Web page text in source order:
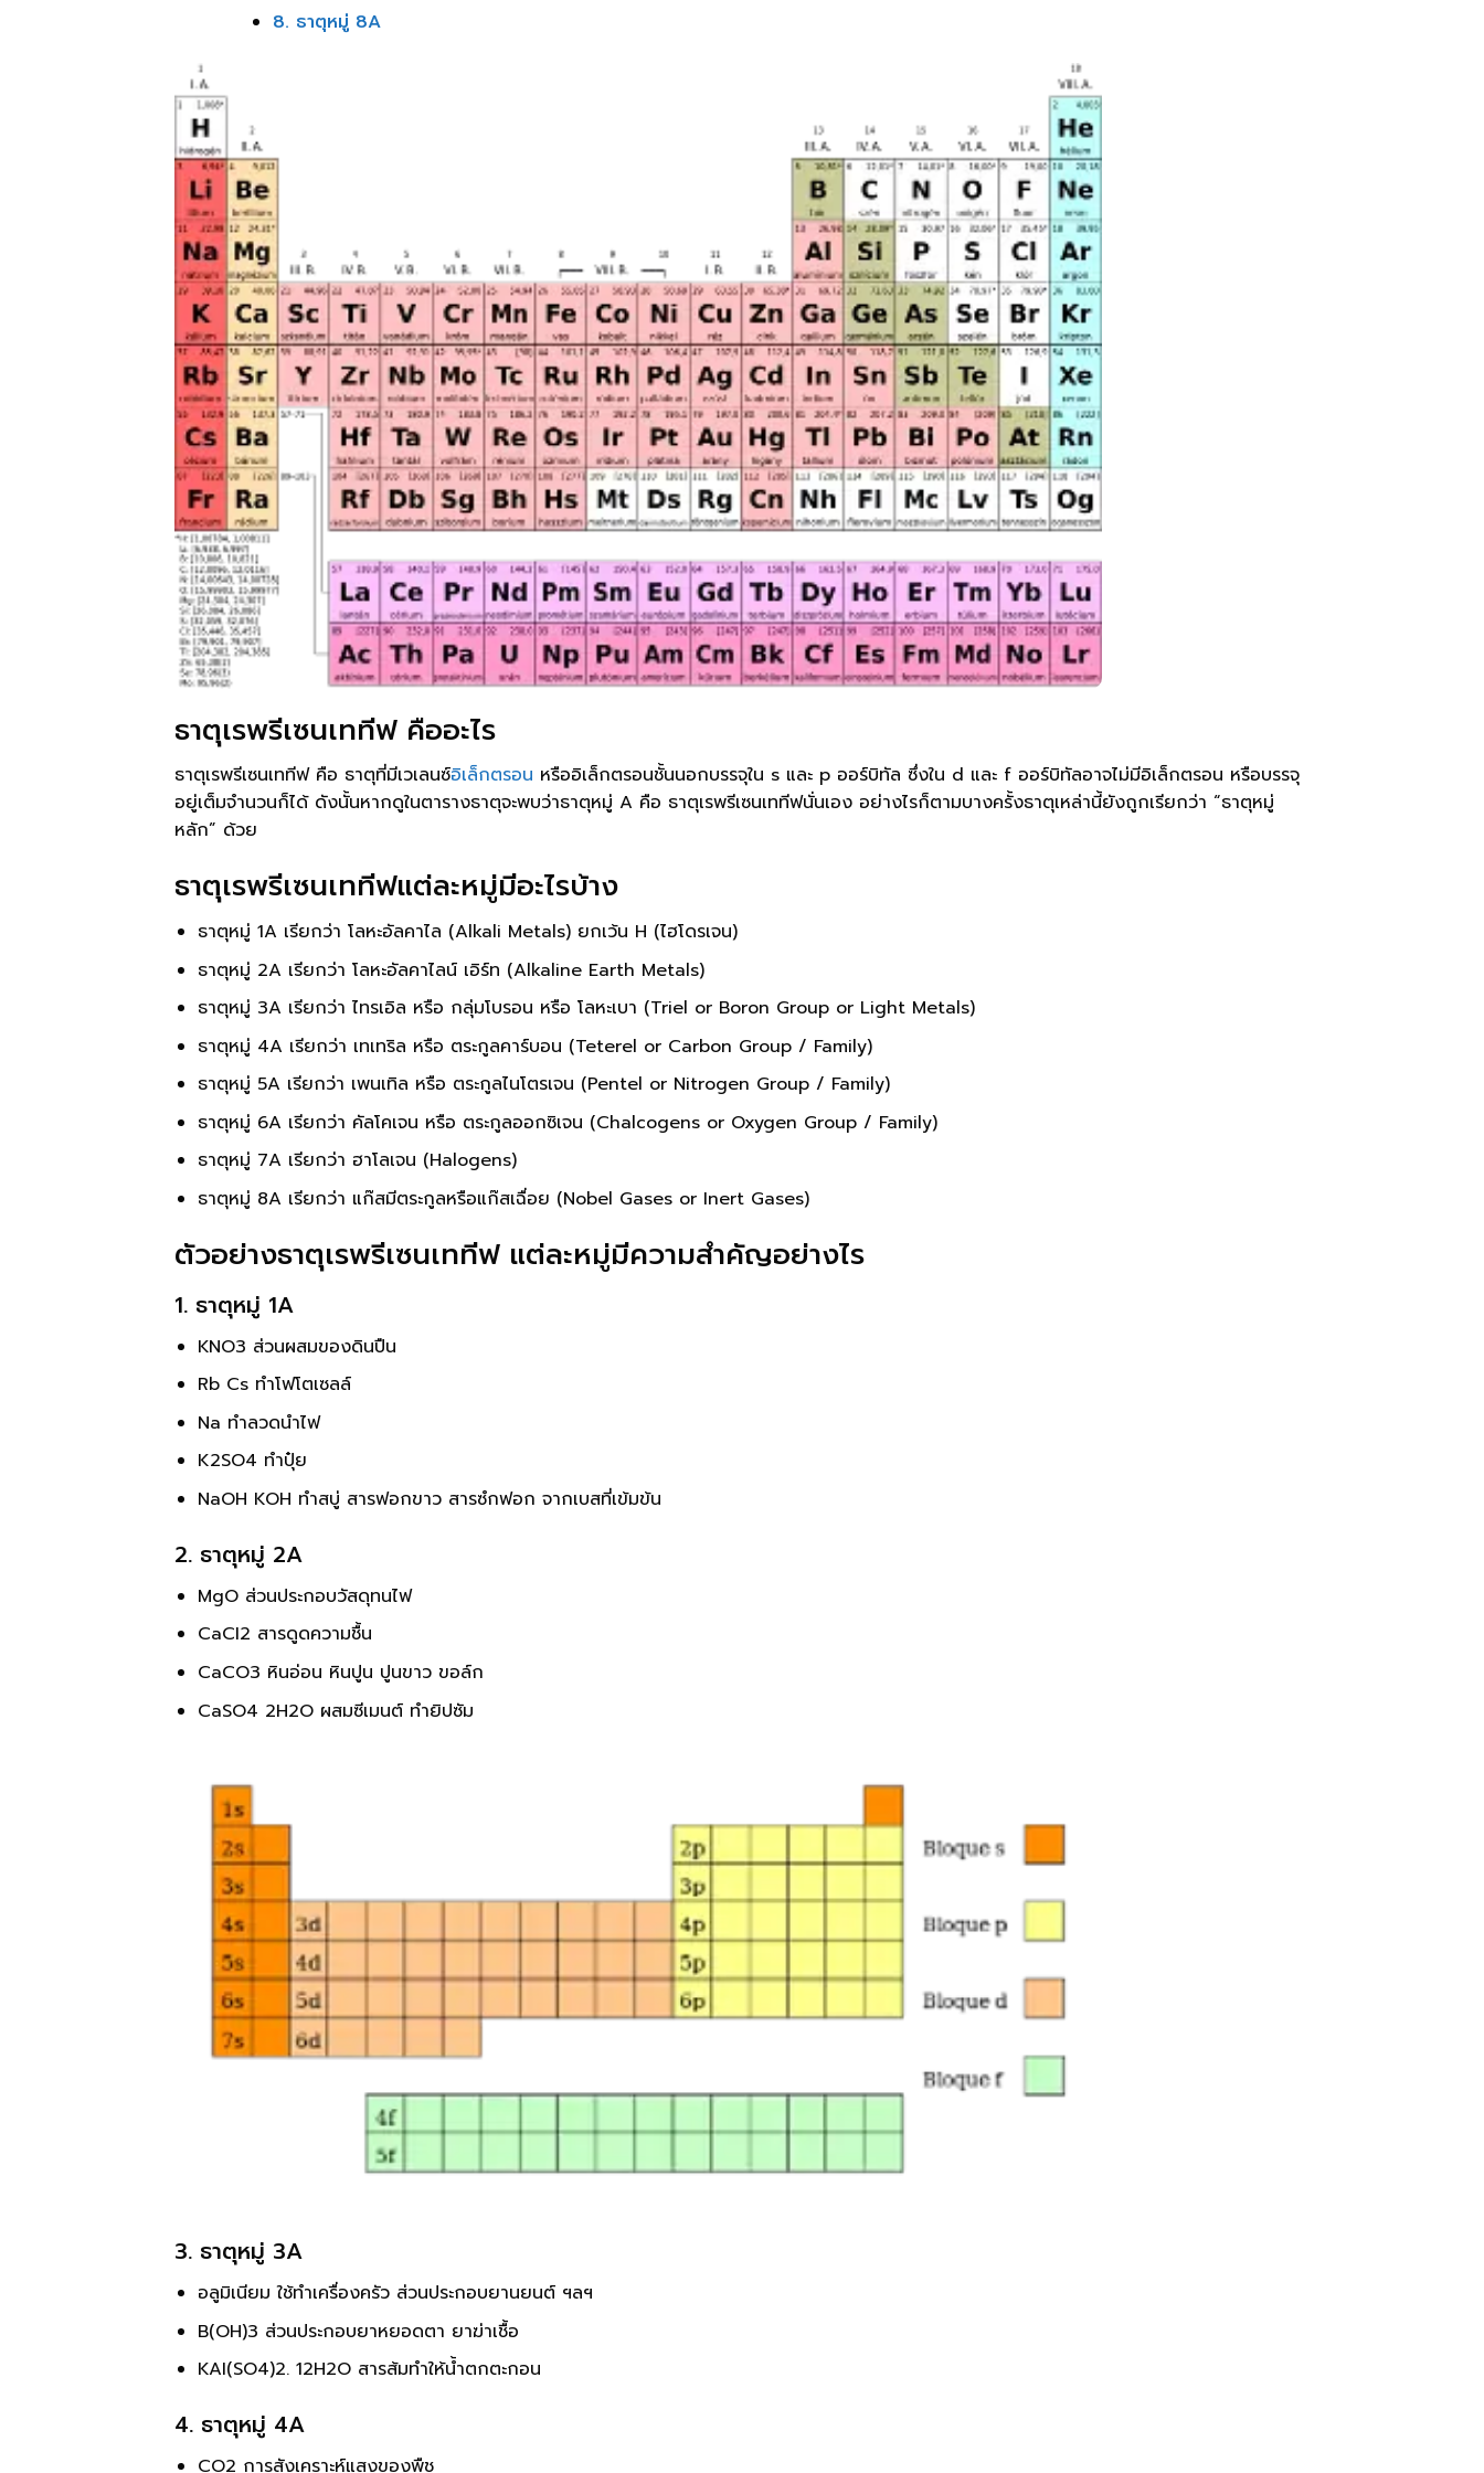
8. ธาตุหมู่ 8A
ธาตุเรพรีเซนเททีฟ คืออะไร
ธาตุเรพรีเซนเททีฟ คือ ธาตุที่มีเวเลนซ์อิเล็กตรอน หรืออิเล็กตรอนชั้นนอกบรรจุใน s และ p ออร์บิทัล ซึ่งใน d และ f ออร์บิทัลอาจไม่มีอิเล็กตรอน หรือบรรจุ
อยู่เต็มจำนวนก็ได้ ดังนั้นหากดูในตารางธาตุจะพบว่าธาตุหมู่ A คือ ธาตุเรพรีเซนเททีฟนั่นเอง อย่างไรก็ตามบางครั้งธาตุเหล่านี้ยังถูกเรียกว่า “ธาตุหมู่
หลัก” ด้วย
ธาตุเรพรีเซนเททีฟแต่ละหมู่มีอะไรบ้าง
ธาตุหมู่ 1A เรียกว่า โลหะอัลคาไล (Alkali Metals) ยกเว้น H (ไฮโดรเจน)
ธาตุหมู่ 2A เรียกว่า โลหะอัลคาไลน์ เอิร์ท (Alkaline Earth Metals)
ธาตุหมู่ 3A เรียกว่า ไทรเอิล หรือ กลุ่มโบรอน หรือ โลหะเบา (Triel or Boron Group or Light Metals)
ธาตุหมู่ 4A เรียกว่า เทเทริล หรือ ตระกูลคาร์บอน (Teterel or Carbon Group / Family)
ธาตุหมู่ 5A เรียกว่า เพนเทิล หรือ ตระกูลไนโตรเจน (Pentel or Nitrogen Group / Family)
ธาตุหมู่ 6A เรียกว่า คัลโคเจน หรือ ตระกูลออกซิเจน (Chalcogens or Oxygen Group / Family)
ธาตุหมู่ 7A เรียกว่า ฮาโลเจน (Halogens)
ธาตุหมู่ 8A เรียกว่า แก๊สมีตระกูลหรือแก๊สเฉื่อย (Nobel Gases or Inert Gases)
ตัวอย่างธาตุเรพรีเซนเททีฟ แต่ละหมู่มีความสำคัญอย่างไร
1. ธาตุหมู่ 1A
KNO3 ส่วนผสมของดินปืน
Rb Cs ทำโฟโตเซลล์
Na ทำลวดนำไฟ
K2SO4 ทำปุ๋ย
NaOH KOH ทำสบู่ สารฟอกขาว สารซํกฟอก จากเบสที่เข้มข้น
2. ธาตุหมู่ 2A
MgO ส่วนประกอบวัสดุทนไฟ
CaCI2 สารดูดความชื้น
CaCO3 หินอ่อน หินปูน ปูนขาว ขอล์ก
CaSO4 2H2O ผสมซีเมนต์ ทำยิปซัม
3. ธาตุหมู่ 3A
อลูมิเนียม ใช้ทำเครื่องครัว ส่วนประกอบยานยนต์ ฯลฯ
B(OH)3 ส่วนประกอบยาหยอดตา ยาฆ่าเชื้อ
KAI(SO4)2. 12H2O สารส้มทำให้น้ำตกตะกอน
4. ธาตุหมู่ 4A
CO2 การสังเคราะห์แสงของพืช